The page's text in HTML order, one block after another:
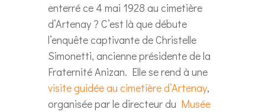
enterré ce 4 mai 1928 au cimetière
d’Artenay ? C’est là que débute
l’enquête captivante de Christelle
Simonetti, ancienne présidente de la
Fraternité Anizan. Elle se rend à une
visite guidée au cimetière d’Artenay,
organisée par le directeur du Musée